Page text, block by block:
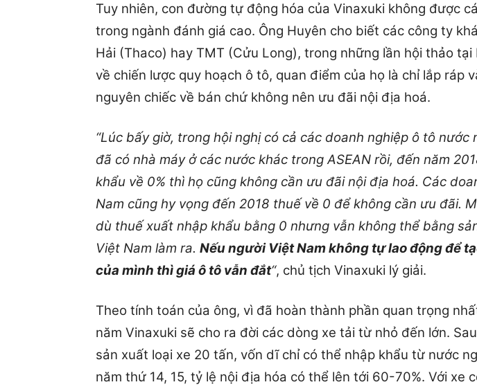
Tuy nhiên, con đường tự động hóa của Vinaxuki không được
trong ngành đánh giá cao. Ông Huyên cho biết các công ty
Hải (Thaco) hay TMT (Cửu Long), trong những lần hội thảo tại
về chiến lược quy hoạch ô tô, quan điểm của họ là chỉ lắp ráp
nguyên chiếc về bán chứ không nên ưu đãi nội địa hoá.
“Lúc bấy giờ, trong hội nghị có cả các doanh nghiệp ô tô nước
đã có nhà máy ở các nước khác trong ASEAN rồi, đến năm
khẩu về 0% thì họ cũng không cần ưu đãi nội địa hoá. Các
Nam cũng hy vọng đến 2018 thuế về 0 để không cần ưu đãi.
dù thuế xuất nhập khẩu bằng 0 nhưng vẫn không thể bằng
Việt Nam làm ra. Nếu người Việt Nam không tự lao động để
của mình thì giá ô tô vẫn đắt“, chủ tịch Vinaxuki lý giải.
Theo tính toán của ông, vì đã hoàn thành phần quan trọng
năm Vinaxuki sẽ cho ra đời các dòng xe tải từ nhỏ đến lớn.
sản xuất loại xe 20 tấn, vốn dĩ chỉ có thể nhập khẩu từ nước
năm thứ 14, 15, tỷ lệ nội địa hóa có thể lên tới 60-70%. Với xe